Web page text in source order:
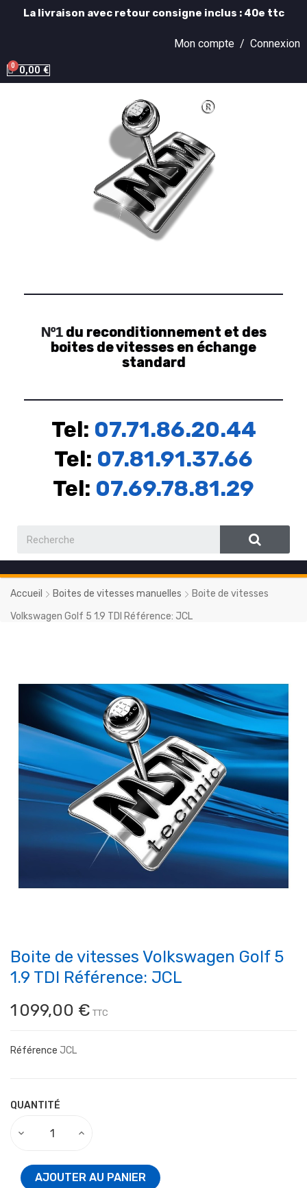
La livraison avec retour consigne inclus : 40e ttc
Mon compte / Connexion
0,00 €
Nº1du reconditionnement et des
boites de vitesses en échange
standard
Tel: 07.71.86.20.44
Tel: 07.81.91.37.66
Tel: 07.69.78.81.29
Accueil Boites de vitesses manuelles
Boite de vitesses
Volkswagen Golf 5 1.9 TDI Référence: JCL
Boite de vitesses Volkswagen Golf 5
1.9 TDI Référence: JCL
1 099,00 € TTC
Référence JCL
QUANTITÉ
AJOUTER AU PANIER